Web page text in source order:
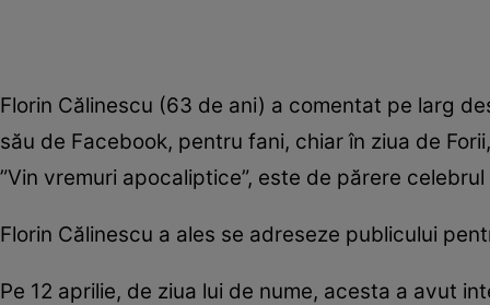
Florin Călinescu (63 de ani) a comentat pe larg
său de Facebook, pentru fani, chiar în ziua de
”Vin vremuri apocaliptice”, este de părere
Florin Călinescu a ales se adreseze publicului
Pe 12 aprilie, de ziua lui de nume, acesta a avut